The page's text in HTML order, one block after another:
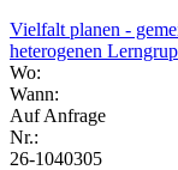
Vielfalt planen -
heterogenen
Wo:
Wann:
Auf Anfrage
Nr.:
26-1040305